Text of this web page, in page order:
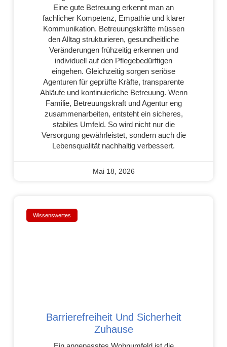
Eine gute Betreuung erkennt man an
fachlicher Kompetenz, Empathie und klarer
Kommunikation. Betreuungskräfte müssen
den Alltag strukturieren, gesundheitliche
Veränderungen frühzeitig erkennen und
individuell auf den Pflegebedürftigen
eingehen. Gleichzeitig sorgen seriöse
Agenturen für geprüfte Kräfte, transparente
Abläufe und kontinuierliche Betreuung. Wenn
Familie, Betreuungskraft und Agentur eng
zusammenarbeiten, entsteht ein sicheres,
stabiles Umfeld. So wird nicht nur die
Versorgung gewährleistet, sondern auch die
Lebensqualität nachhaltig verbessert.
Mai 18, 2026
Wissenswertes
Barrierefreiheit Und Sicherheit
Zuhause